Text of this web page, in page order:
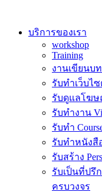
contentบริการของเรา
workshop
Training
งานเขียนบ
รับทำเว็บไ
รับดูแลโฆษ
รับทำงาน
รับทำ
รับทำหนังสื
รับสร้าง
รับเป็นที่ปรึ
ครบวงจร